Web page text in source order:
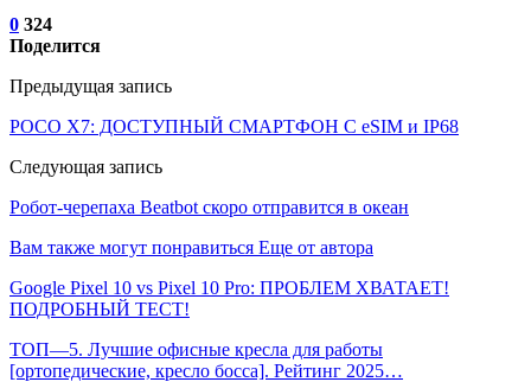
0 324
Поделится
Предыдущая запись
POCO X7: ДОСТУПНЫЙ СМАРТФОН С eSIM и IP68
Следующая запись
Робот-черепаха Beatbot скоро отправится в океан
Вам также могут понравиться Еще от автора
Google Pixel 10 vs Pixel 10 Pro: ПРОБЛЕМ ХВАТАЕТ!
ПОДРОБНЫЙ ТЕСТ!
ТОП—5. Лучшие офисные кресла для работы
[ортопедические, кресло босса]. Рейтинг 2025…